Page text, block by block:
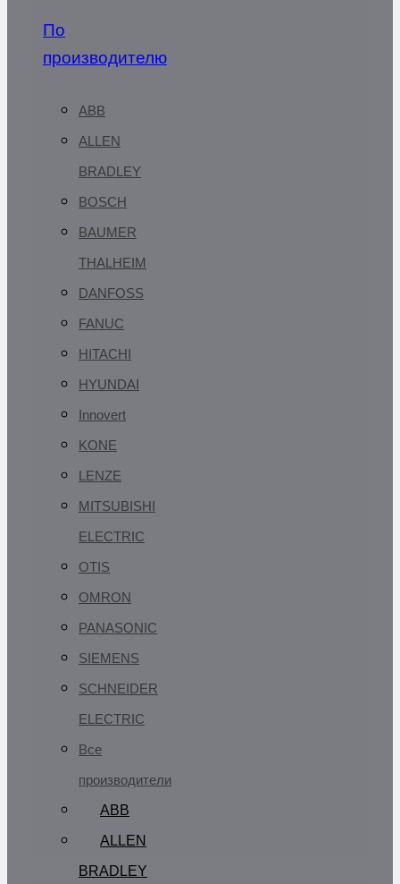
По
производителю
ABB
ALLEN
BRADLEY
BOSCH
BAUMER
THALHEIM
DANFOSS
FANUC
HITACHI
HYUNDAI
Innovert
KONE
LENZE
MITSUBISHI
ELECTRIC
OTIS
OMRON
PANASONIC
SIEMENS
SCHNEIDER
ELECTRIC
Все
производители
ABB
ALLEN
BRADLEY